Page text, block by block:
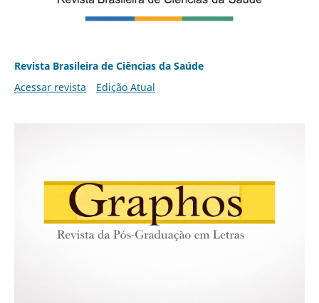
Revista Brasileira de Ciências da Saúde
Acessar revista
Edição Atual